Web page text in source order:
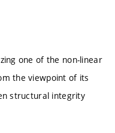
one of the non-linear
the viewpoint of its
structural integrity